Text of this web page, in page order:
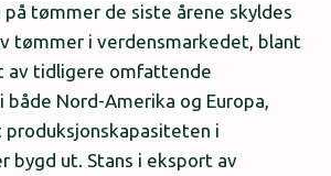
på tømmer de siste årene skyldes
tømmer i verdensmarkedet, blant
av tidligere omfattende
både Nord-Amerika og Europa,
i
bygd ut. Stans i eksport av